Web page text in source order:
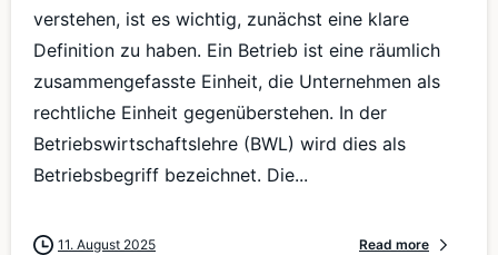
verstehen, ist es wichtig, zunächst eine klare
Definition zu haben. Ein Betrieb ist eine räumlich
zusammengefasste Einheit, die Unternehmen als
rechtliche Einheit gegenüberstehen. In der
Betriebswirtschaftslehre (BWL) wird dies als
Betriebsbegriff bezeichnet. Die...
11. August 2025 Read more